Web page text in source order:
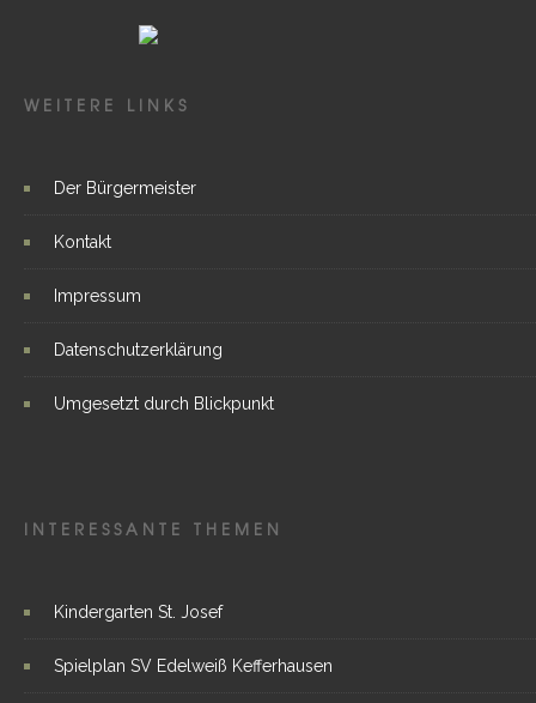
WEITERE LINKS
Der Bürgermeister
Kontakt
Impressum
Datenschutzerklärung
Umgesetzt durch Blickpunkt
INTERESSANTE THEMEN
Kindergarten St. Josef
Spielplan SV Edelweiß Kefferhausen